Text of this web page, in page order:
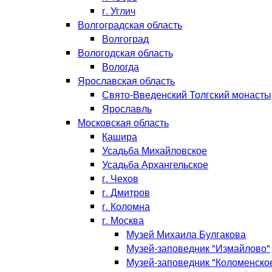
г. Углич
Волгоградская область
Волгоград
Вологодская область
Вологда
Ярославская область
Свято-Введенский Толгский
Ярославль
Московская область
Кашира
Усадьба Михайловское
Усадьба Архангельское
г. Чехов
г. Дмитров
г. Коломна
г. Москва
Музей Михаила Булгакова
Музей-заповедник "Измайлово"
Музей-заповедник